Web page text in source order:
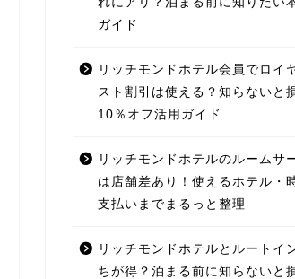
ガイド
リッチモンドホテル会員でロイ
スト割引は使える？知らないと
10％オフ活用ガイド
リッチモンドホテルのルームサ
は店舗差あり！使えるホテル・
支払いまでまるっと整理
リッチモンドホテルとルートイ
ちが得？泊まる前に知らないと